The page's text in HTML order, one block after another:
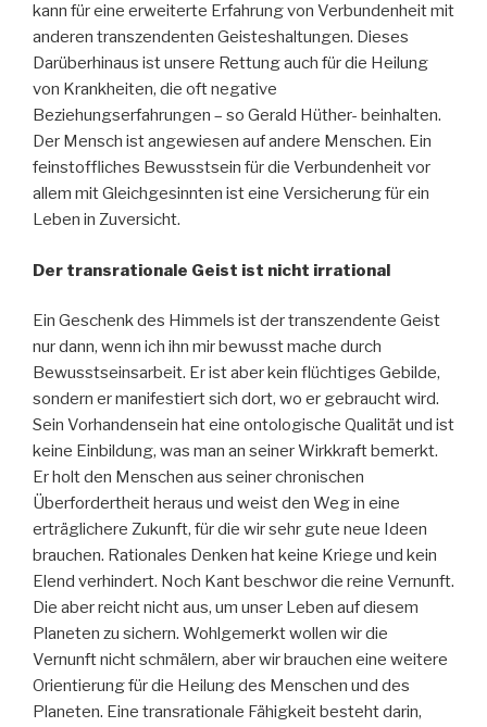
kann für eine erweiterte Erfahrung von Verbundenheit mit
anderen transzendenten Geisteshaltungen. Dieses
Darüberhinaus ist unsere Rettung auch für die Heilung
von Krankheiten, die oft negative
Beziehungserfahrungen – so Gerald Hüther- beinhalten.
Der Mensch ist angewiesen auf andere Menschen. Ein
feinstoffliches Bewusstsein für die Verbundenheit vor
allem mit Gleichgesinnten ist eine Versicherung für ein
Leben in Zuversicht.
Der transrationale Geist ist nicht irrational
Ein Geschenk des Himmels ist der transzendente Geist
nur dann, wenn ich ihn mir bewusst mache durch
Bewusstseinsarbeit. Er ist aber kein flüchtiges Gebilde,
sondern er manifestiert sich dort, wo er gebraucht wird.
Sein Vorhandensein hat eine ontologische Qualität und ist
keine Einbildung, was man an seiner Wirkkraft bemerkt.
Er holt den Menschen aus seiner chronischen
Überfordertheit heraus und weist den Weg in eine
erträglichere Zukunft, für die wir sehr gute neue Ideen
brauchen. Rationales Denken hat keine Kriege und kein
Elend verhindert. Noch Kant beschwor die reine Vernunft.
Die aber reicht nicht aus, um unser Leben auf diesem
Planeten zu sichern. Wohlgemerkt wollen wir die
Vernunft nicht schmälern, aber wir brauchen eine weitere
Orientierung für die Heilung des Menschen und des
Planeten. Eine transrationale Fähigkeit besteht darin,